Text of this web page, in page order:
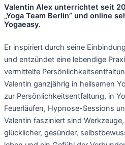
Valentin Alex unterrichtet seit
„Yoga Team Berlin” und online
Yogaeasy.
Er inspiriert durch seine
und entzündet eine lebendige
vermittelte
Valentin ganzjährig in heilsamen
zur Persönlichkeitsentfaltung, in
Feuerläufen, Hypnose-Sessions
Valentin fasziniert sind
glücklicher, gesünder,